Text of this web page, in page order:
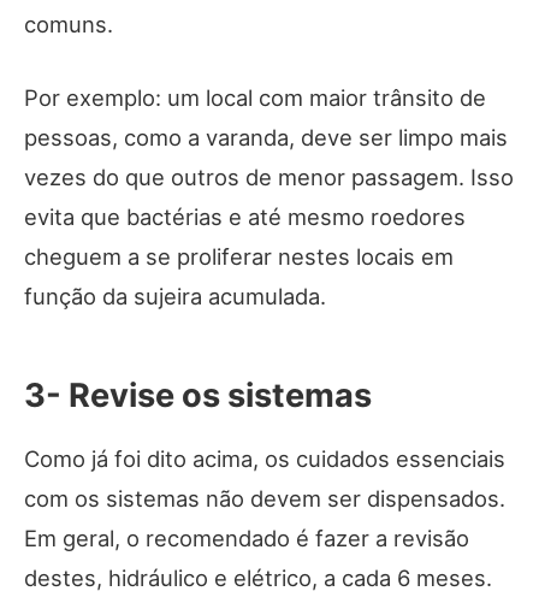
comuns.
Por exemplo: um local com maior trânsito de
pessoas, como a varanda, deve ser limpo mais
vezes do que outros de menor passagem. Isso
evita que bactérias e até mesmo roedores
cheguem a se proliferar nestes locais em
função da sujeira acumulada.
3- Revise os sistemas
Como já foi dito acima, os cuidados essenciais
com os sistemas não devem ser dispensados.
Em geral, o recomendado é fazer a revisão
destes, hidráulico e elétrico, a cada 6 meses.